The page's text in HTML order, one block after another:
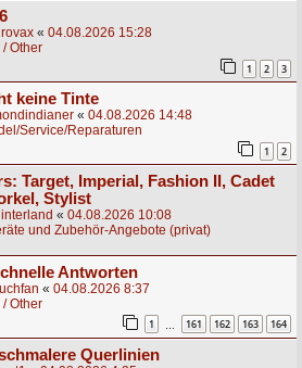
« 04.08.2026 15:28
Other
1 2 3
keine Tinte
« 04.08.2026 14:48
Service/Reparaturen
1 2
Target, Imperial, Fashion II, Cadet
Stylist
« 04.08.2026 10:08
und Zubehör-Angebote (privat)
Antworten
« 04.08.2026 8:37
Other
1 161 162 163 164
Querlinien